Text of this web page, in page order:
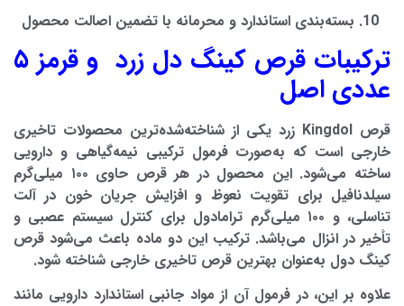
بسته‌بندی استاندارد و محرمانه با تضمین اصالت محصول
ترکیبات قرص کینگ دل زرد و قرمز ۵
عددی اصل
قرص Kingdol زرد
یکی از شناخته‌شده‌ترین محصولات تاخیری
خارجی است که به‌صورتفرمول ترکیبی نیمه‌گیاهی و دارویی
ساخته می‌شود. این محصول در هر قرص حاوی ۱۰۰ میلی‌گرم
سیلدنافیل برای تقویت نعوظ و افزایش جریان خون در آلت
تناسلی، و ۱۰۰ میلی‌گرم ترامادول برای کنترل سیستم عصبی و
تأخیر در انزال می‌باشد. ترکیب این دو ماده باعث می‌شود قرص
کینگ دول به‌عنوان بهترین قرص تاخیری خارجی شناخته شود.
علاوه بر این، در فرمول آن از مواد جانبی استاندارد دارویی مانند